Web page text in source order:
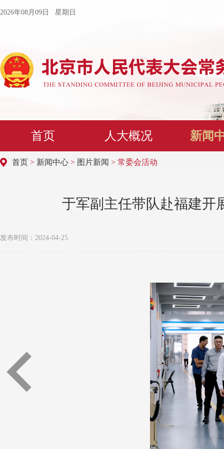
2026年08月09日 星期日
首页 人大概况 新闻
首页 > 新闻中心 > 图片新闻 > 常委会活动
于军副主任带队赴福建开
发布时间：2024-04-25